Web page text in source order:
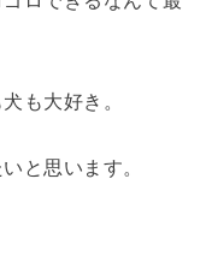
も大好き。
と思います。